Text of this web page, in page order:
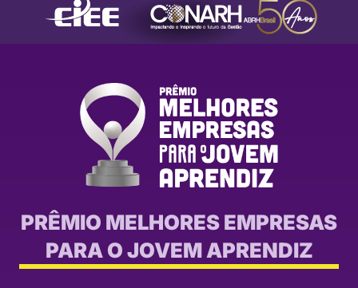
PRÊMIO MELHORES EMPRESAS
PARA O JOVEM APRENDIZ